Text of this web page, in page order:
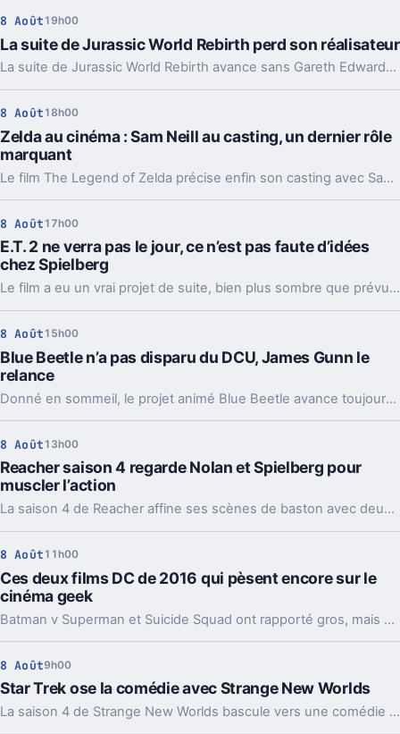
8 Août 19h00
La suite de Jurassic World Rebirth perd son réalisateur
La suite de Jurassic World Rebirth avance sans Gareth Edwards. Un départ qui rappelle un vieux problème de la saga, même si le casting devrait rester.
8 Août 18h00
Zelda au cinéma : Sam Neill au casting, un dernier rôle
marquant
Le film The Legend of Zelda précise enfin son casting avec Sam Neill, Dichen Lachman et Yvonne Strahovski. Et ça change un peu la lecture du projet.
8 Août 17h00
E.T. 2 ne verra pas le jour, ce n’est pas faute d’idées
chez Spielberg
Le film a eu un vrai projet de suite, bien plus sombre que prévu. Mais Steven Spielberg comme les acteurs d’origine refusent toujours d’y toucher.
8 Août 15h00
Blue Beetle n’a pas disparu du DCU, James Gunn le
relance
Donné en sommeil, le projet animé Blue Beetle avance toujours. Une précision de James Gunn qui change aussi la lecture de son retour au cinéma.
8 Août 13h00
Reacher saison 4 regarde Nolan et Spielberg pour
muscler l’action
La saison 4 de Reacher affine ses scènes de baston avec deux modèles très différents, Batman et Indiana Jones. Et ça change pas mal de choses.
8 Août 11h00
Ces deux films DC de 2016 qui pèsent encore sur le
cinéma geek
Batman v Superman et Suicide Squad ont rapporté gros, mais cassé l’élan de DC. Dix ans après, leur ombre guide encore la relance du studio.
8 Août9h00
Star Trek ose la comédie avec Strange New Worlds
La saison 4 de Strange New Worlds bascule vers une comédie d’ivresse improbable. Un détour léger, mais pas si anodin pour Star Trek.